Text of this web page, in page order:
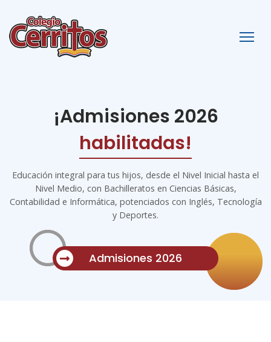
¡Admisiones 2026
habilitadas!
Educación integral para tus hijos, desde el Nivel Inicial hasta el
Nivel Medio, con Bachilleratos en Ciencias Básicas,
Contabilidad e Informática, potenciados con Inglés, Tecnología
y Deportes.
Admisiones 2026